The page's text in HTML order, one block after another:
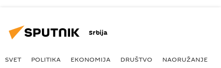
Srbija
SVET POLITIKA EKONOMIJA DRUŠTVO NAORUŽANJE